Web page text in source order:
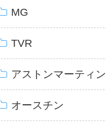
MG
TVR
アストンマーティン
オースチン